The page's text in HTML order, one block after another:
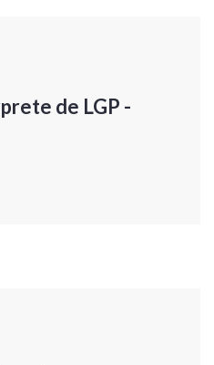
de LGP -